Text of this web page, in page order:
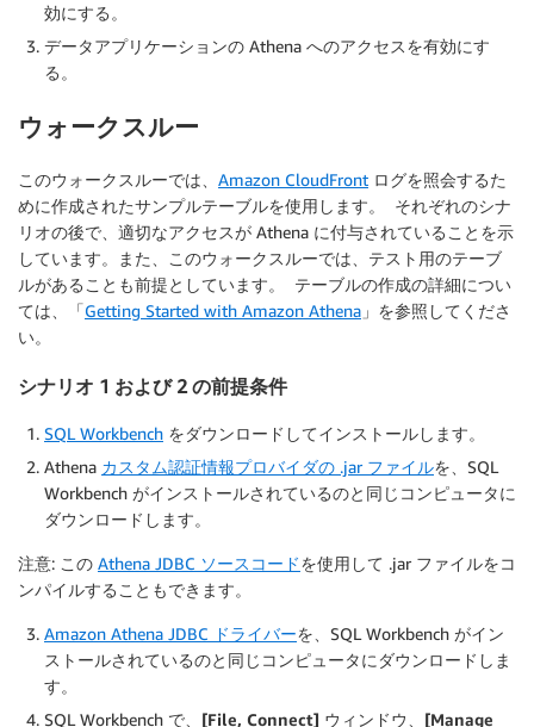
効にする。
データアプリケーションの Athena へのアクセスを有効にす
る。
ウォークスルー
このウォークスルーでは、 Amazon CloudFront ログを照会するた
めに作成されたサンプルテーブルを使用します。 それぞれのシナ
リオの後で、適切なアクセスが Athena に付与されていることを示
しています。また、このウォークスルーでは、テスト用のテーブ
ルがあることも前提としています。 テーブルの作成の詳細につい
ては、「Getting Started with Amazon Athena 」を参照してくださ
い。
シナリオ 1 および 2 の前提条件
SQL Workbench をダウンロードしてインストールします。
Athena カスタム認証情報プロバイダの .jar ファイルを、SQL
Workbench がインストールされているのと同じコンピュータに
ダウンロードします。
注意: この Athena JDBC ソースコードを使用して .jar ファイルをコ
ンパイルすることもできます。
Amazon Athena JDBC ドライバーを、SQL Workbench がイン
ストールされているのと同じコンピュータにダウンロードしま
す。
SQL Workbench で、 [File, Connect] ウィンドウ [Manage